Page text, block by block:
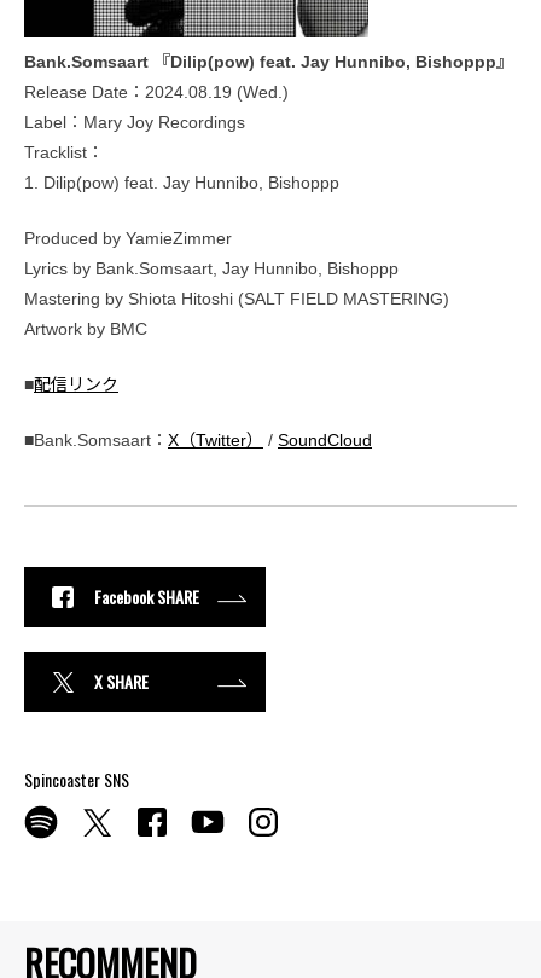
RECOMMEND
Bank.Somsaart 『Dilip(pow) feat. Jay Hunnibo, Bishoppp』
Release Date：2024.08.19 (Wed.)
Label：Mary Joy Recordings
Tracklist：
1. Dilip(pow) feat. Jay Hunnibo, Bishoppp
Produced by YamieZimmer
Lyrics by Bank.Somsaart, Jay Hunnibo, Bishoppp
Mastering by Shiota Hitoshi (SALT FIELD MASTERING)
Artwork by BMC
■配信リンク
■Bank.Somsaart： X（Twitter） / SoundCloud
Facebook SHARE
X SHARE
Spincoaster SNS